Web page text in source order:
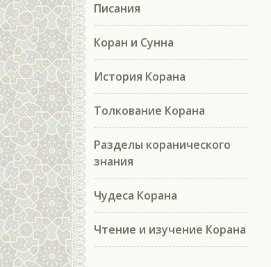
Писания
Коран и Сунна
История Корана
Толкование Корана
Разделы коранического
знания
Чудеса Корана
Чтение и изучение Корана